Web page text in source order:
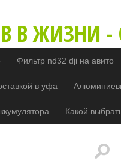
ЖИЗНИ -
Фильтр nd32 dji на авито
в уфа
Какой